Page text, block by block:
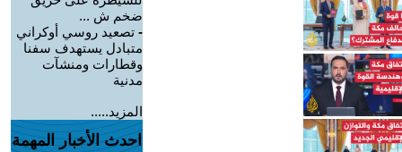
ضخم ش ...
- تصعيد روسي أوكراني
متبادل يستهدف سفنا
وقطارات ومنشآت
مدنية
المزيد.....
احدث الأخبار المهمة